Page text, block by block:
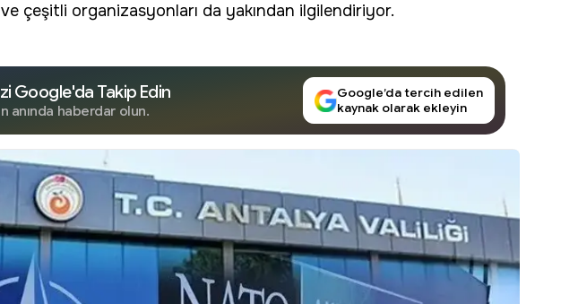
çeşitli organizasyonları da yakından ilgilendiriyor.
Google'da Takip Edin
anında haberdar olun.
Google’da tercih edilen
kaynak olarak ekleyin